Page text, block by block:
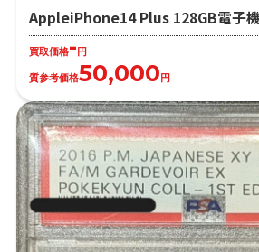
AppleiPhone14 Plus 128GB電子
買取価格-円
質参考価格50,000円